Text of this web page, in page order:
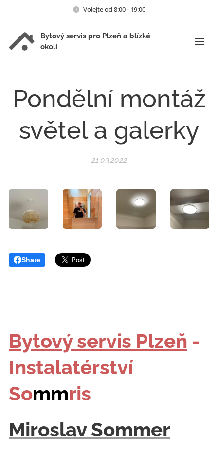
Volejte od 8:00 - 19:00
Bytový servis pro Plzeň a blízké
okolí
Pondělní montáž
světel a galerky
21.03.2022
Share
Bytový servis Plzeň -
Instalatérství
Sommris
Miroslav Sommer